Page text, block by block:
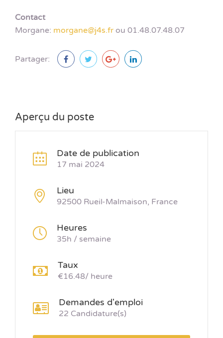
Contact
Morgane: morgane@j4s.fr ou 01.48.07.48.07
Partager:
Aperçu du poste
Date de publication
17 mai 2024
Lieu
92500 Rueil-Malmaison, France
Heures
35h / semaine
Taux
€16.48/ heure
Demandes d'emploi
22 Candidature(s)